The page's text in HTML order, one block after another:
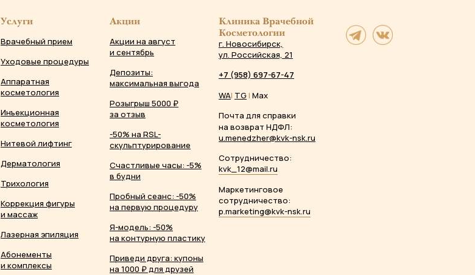
Услуги
Врачебный прием
Уходовые процедуры
Аппаратная
косметология
Инъекционная
косметология
Нитевой лифтинг
Дерматология
Трихология
Коррекция фигуры
и массаж
Лазерная эпиляция
Абонементы
и комплексы
Акции
Акции на август
и сентябрь
Депозиты:
максимальная выгода
Розыгрыш 5000 ₽
за отзыв
-50% на RSL-
скульптурирование
Счастливые часы: -5%
в будни
Пробный сеанс: -50%
на первую процедуру
Я-модель: -50%
на контурную пластику
Приведи друга: купоны
на 1000 ₽ для друзей
Клиника Врачебной
Косметологии
г. Новосибирск,
ул. Российская, 21
+7 (958) 697-67-47
WA| TG| Max
Почта для справки
на возврат НДФЛ:
u.menedzher@kvk-nsk.ru
Сотрудничество:
kvk_12@mail.ru
Маркетинговое
сотрудничество:
p.marketing@kvk-nsk.ru